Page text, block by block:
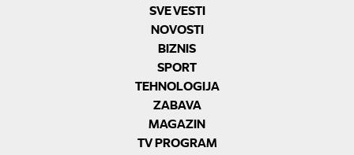
SVE VESTI
NOVOSTI
BIZNIS
SPORT
TEHNOLOGIJA
ZABAVA
MAGAZIN
TV PROGRAM